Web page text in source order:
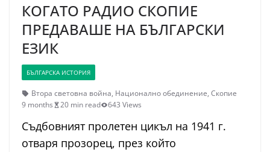
КОГАТО РАДИО СКОПИЕ
ПРЕДАВАШЕ НА БЪЛГАРСКИ
ЕЗИК
БЪЛГАРСКА ИСТОРИЯ
Втора световна война, Национално обединение, Скопие
9 months
20 min read 643 Views
Съдбовният пролетен цикъл на 1941 г.
отваря прозорец, през който